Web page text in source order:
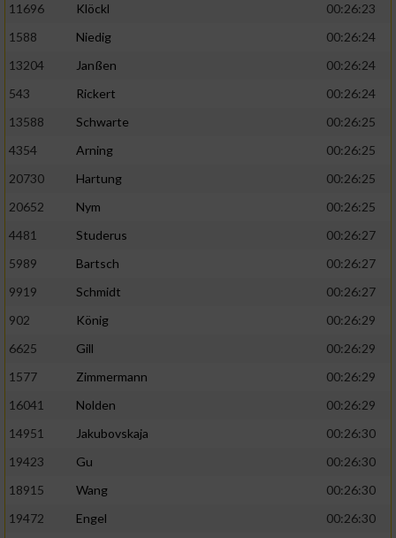
11696
Klöckl
00:26:23
1588
Niedig
00:26:24
13204
Janßen
00:26:24
543
Rickert
00:26:24
13588
Schwarte
00:26:25
4354
Arning
00:26:25
20730
Hartung
00:26:25
20652
Nym
00:26:25
4481
Studerus
00:26:27
5989
Bartsch
00:26:27
9919
Schmidt
00:26:27
902
König
00:26:29
6625
Gill
00:26:29
1577
Zimmermann
00:26:29
16041
Nolden
00:26:29
14951
Jakubovskaja
00:26:30
19423
Gu
00:26:30
18915
Wang
00:26:30
19472
Engel
00:26:30